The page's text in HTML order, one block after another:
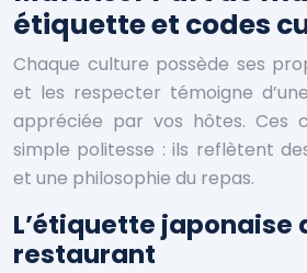
étiquette et codes
Chaque culture possède ses
et les respecter témoigne
appréciée par vos hôtes. Ces
simple politesse : ils reflètent
et une philosophie du repas.
L’étiquette japonaise
restaurant